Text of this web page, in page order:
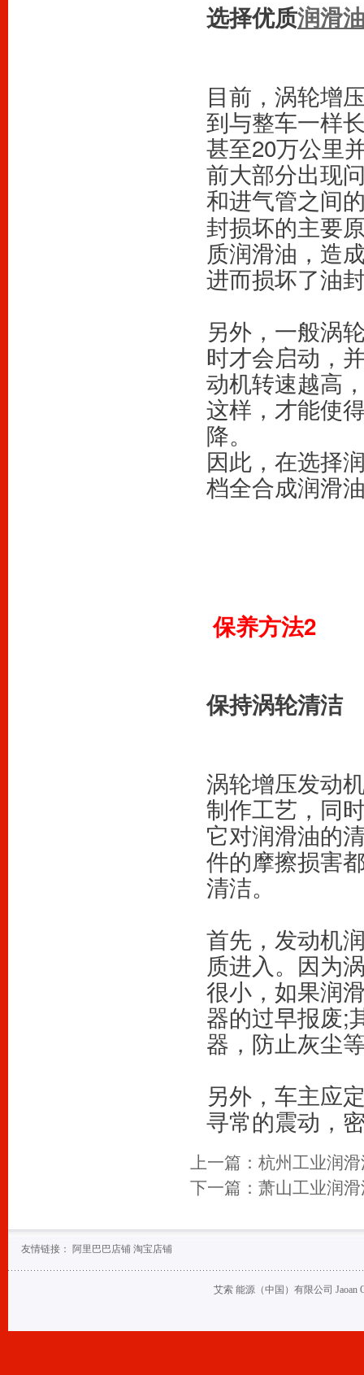
选择优质润滑
目前，涡轮增
到与整车一样
甚至20万公里
前大部分出现
和进气管之间
封损坏的主要
质润滑油，造
进而损坏了油
另外，一般涡
时才会启动，
动机转速越高
这样，才能使
降。
因此，在选择
档全合成润滑
保养方法2
保持涡轮清洁
涡轮增压发动
制作工艺，同
它对润滑油的
件的摩擦损害
清洁。
首先，发动机
质进入。因为
很小，如果润
器的过早报废;
器，防止灰尘
另外，车主应
寻常的震动，
上一篇： 杭州工业润
下一篇： 萧山工业润
友情链接： 阿里巴巴店铺 淘宝店铺
艾索 能源（中国）有限公司 Jaoan